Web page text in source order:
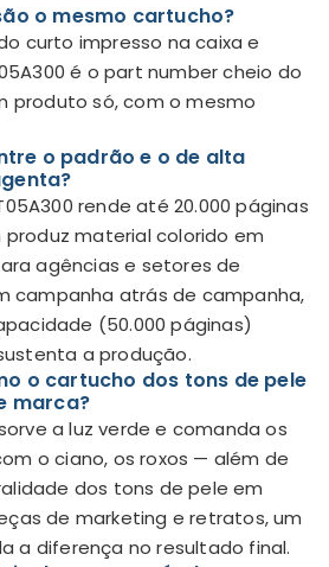
o mesmo cartucho?
curto impresso na caixa e
é o part number cheio do
produto só, com o mesmo
o padrão e o de alta
rende até 20.000 páginas
material colorido em
agências e setores de
campanha atrás de campanha,
(50.000 páginas)
a produção.
o cartucho dos tons de pele
marca?
a luz verde e comanda os
o ciano, os roxos — além de
dos tons de pele em
de marketing e retratos, um
a diferença no resultado final.